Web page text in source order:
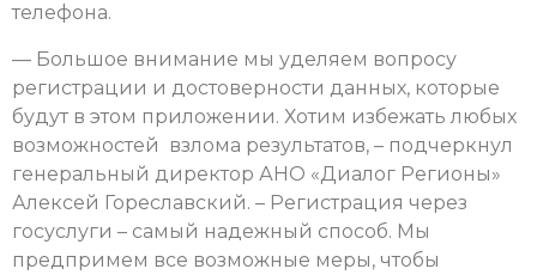
телефона.
— Большое внимание мы уделяем вопросу
регистрации и достоверности данных, которые
будут в этом приложении. Хотим избежать любых
возможностей взлома результатов, – подчеркнул
генеральный директор АНО «Диалог Регионы»
Алексей Гореславский. – Регистрация через
госуслуги – самый надежный способ. Мы
предпримем все возможные меры, чтобы